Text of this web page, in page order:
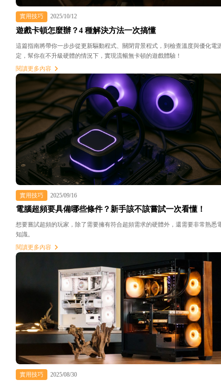
實用技巧 2025/10/12
遊戲卡頓怎麼辦？4 種解決方法一次搞懂
這篇指南將帶你一步步從更新驅動程式、關閉背景程式，到檢查溫度與優化電
定，幫你在不升級硬體的情況下，實現流暢無卡頓的遊戲體驗！
閱讀更多內容
實用技巧 2025/09/16
電腦超頻要具備哪些條件？新手該不該嘗試一次看懂！
想要嘗試超頻的玩家，除了需要擁有符合超頻需求的硬體外，還需要非常熟悉
知識。
閱讀更多內容
實用技巧 2025/08/30